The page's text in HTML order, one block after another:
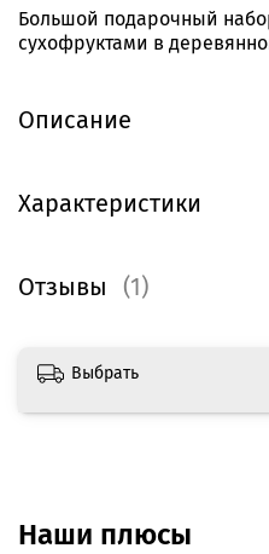
Большой подарочный
сухофруктами в
Описание
Характеристики
Отзывы (1)
Выбрать
Наши плюсы